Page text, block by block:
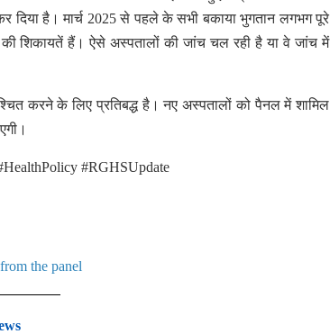
है। मार्च 2025 से पहले के सभी बकाया भुगतान लगभग पूरे
शिकायतें हैं। ऐसे अस्पतालों की जांच चल रही है या वे जांच में
करने के लिए प्रतिबद्ध है। नए अस्पतालों को पैनल में शामिल
#RGHSUpdate
the panel